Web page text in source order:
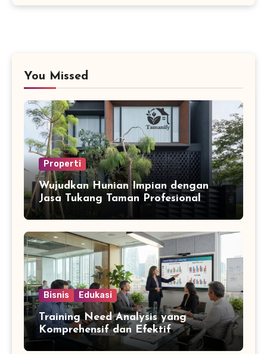
You Missed
Properti
Wujudkan Hunian Impian dengan
Jasa Tukang Taman Profesional
Bisnis Edukasi
Training Need Analysis yang
Komprehensif dan Efektif